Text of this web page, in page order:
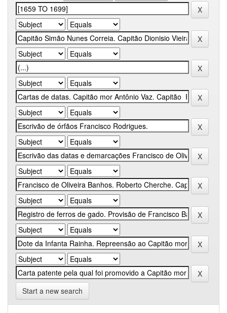
Start a new search